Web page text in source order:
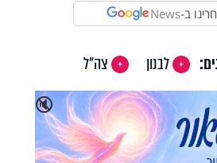
ב-News
לבנון
צה"ל
🔇